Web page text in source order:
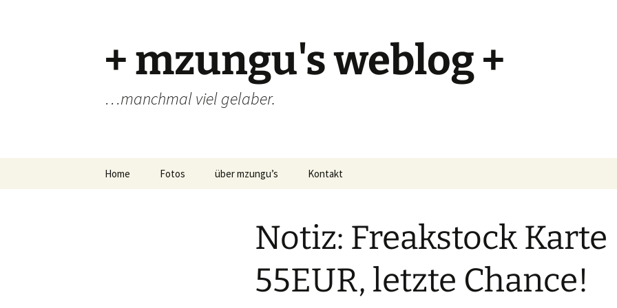
+ mzungu's weblog +
…manchmal viel gelaber.
Home Fotos über mzungu’s Kontakt
Notiz: Freakstock Karte
55EUR, letzte Chance!